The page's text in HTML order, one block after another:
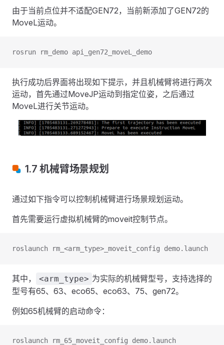
由于当前点位并不适配GEN72，当前新添加了GEN72的
MoveL运动。
rosrun rm_demo api_gen72_moveL_demo
执行成功后界面将出现如下提示，并且机械臂将进行两次
运动，首先通过MoveJP运动到指定位姿，之后通过
MoveL进行关节运动。
1.7 机械臂场景规划
通过如下指令可以控制机械臂进行场景规划运动。
首先需要运行虚拟机械臂的moveit控制节点。
roslaunch rm_<arm_type>_moveit_config demo.launch
其中， <arm_type> 为实际的机械臂型号，支持选择的
型号有65、63、eco65、eco63、75、gen72。
例如65机械臂的启动命令：
roslaunch rm_65_moveit_config demo.launch